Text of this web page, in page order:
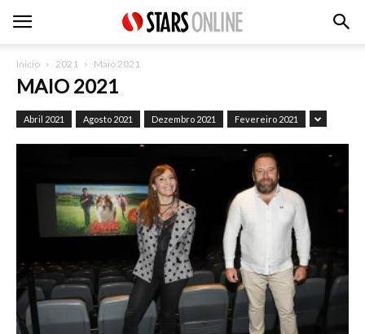
Inicio 2021 Maio 2021
MAIO 2021
Abril 2021 Agosto 2021 Dezembro 2021 Fevereiro 2021